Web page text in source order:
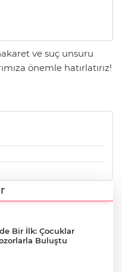
ve suç unsuru
önemle hatırlatırız!
Bir İlk: Çocuklar
Buluştu